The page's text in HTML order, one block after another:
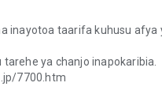
inayotoa taarifa kuhusu afya
ya chanjo inapokaribia.
7700.htm